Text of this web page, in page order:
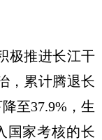
极推进长江干
，累计腾退长
至37.9%，生
国家考核的长